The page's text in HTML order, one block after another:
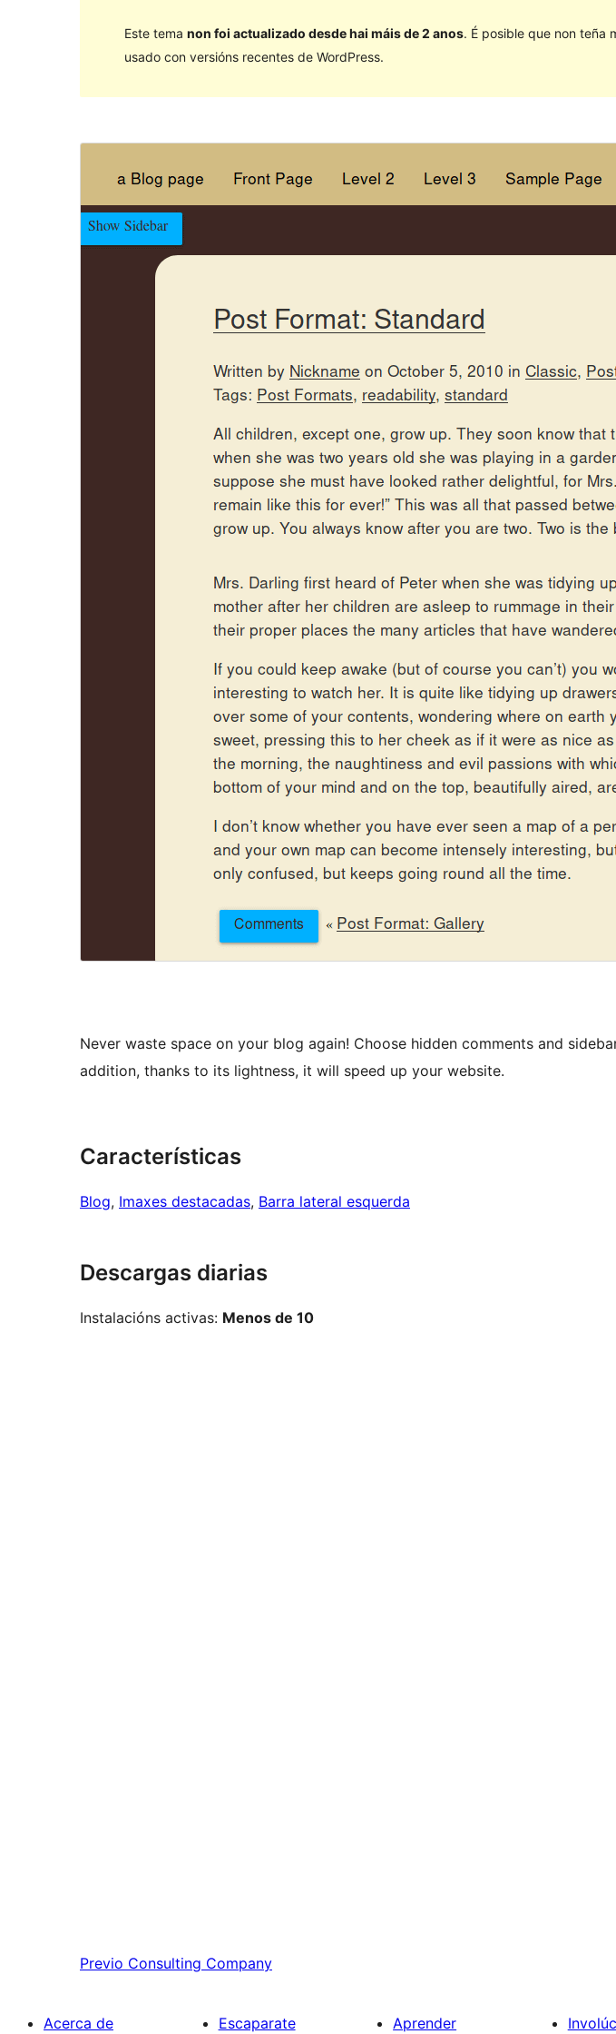
Este tema non foi actualizado desde hai máis de 2 anos. É posible que non teña
usado con versións recentes de WordPress.
Never waste space on your blog again! Choose hidden comments and
addition, thanks to its lightness, it will speed up your website.
Características
Blog, Imaxes destacadas, Barra lateral esquerda
Descargas diarias
Instalacións activas: Menos de 10
Previo Consulting Company
Acerca de Escaparate Aprender